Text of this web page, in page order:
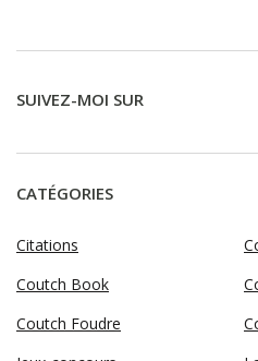
SUIVEZ-MOI SUR
CATÉGORIES
Citations
Coutch Book
Coutch Foudre